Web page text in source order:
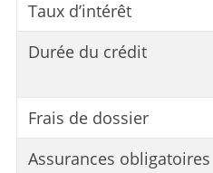
Taux d’intérêt
Durée du crédit
Frais de dossier
Assurances obligatoires